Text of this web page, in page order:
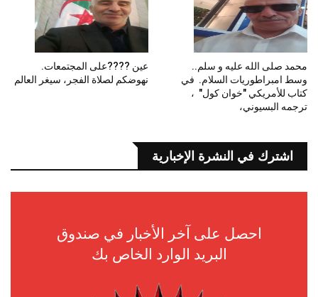
محمد صلى الله عليه و سلم..
وسط امبراطوريات السلام. في
كتاب للأمريكي "خوان كول" ،
ترجمه البسيوني،
عين ????على المجتمعات.
نهوضكم لصلاة الفجر، سيغر العالم
اشترك في النشرة الإخبارية
احصل على آخر الأخبار في صندوق
البريد الوارد الخاص بك